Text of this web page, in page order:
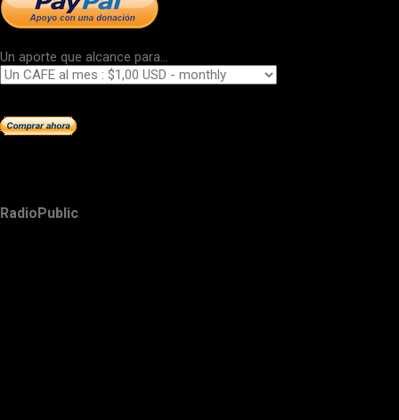
Un aporte que alcance para...
RadioPublic